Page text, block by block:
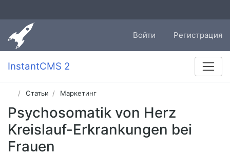
Войти Регистрация
InstantCMS 2
Статьи Маркетинг
Psychosomatik von Herz
Kreislauf-Erkrankungen bei
Frauen